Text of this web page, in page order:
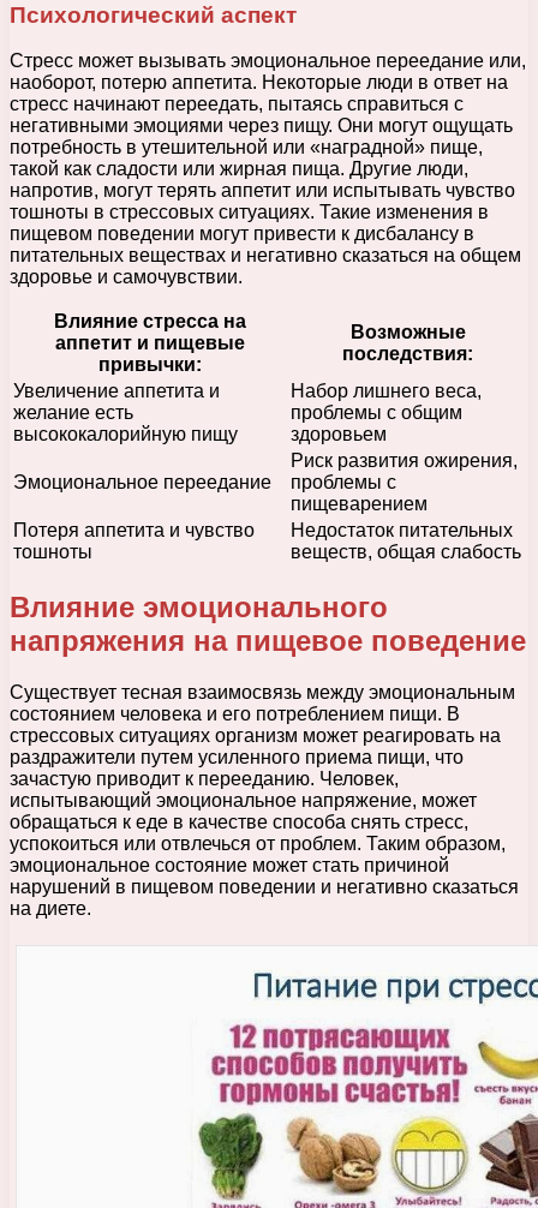
Психологический аспект
Стресс может вызывать эмоциональное переедание или,
наоборот, потерю аппетита. Некоторые люди в ответ на
стресс начинают переедать, пытаясь справиться с
негативными эмоциями через пищу. Они могут ощущать
потребность в утешительной или «наградной» пище,
такой как сладости или жирная пища. Другие люди,
напротив, могут терять аппетит или испытывать чувство
тошноты в стрессовых ситуациях. Такие изменения в
пищевом поведении могут привести к дисбалансу в
питательных веществах и негативно сказаться на общем
здоровье и самочувствии.
Влияние стресса на
аппетит и пищевые
привычки:
Возможные
последствия:
Увеличение аппетита и
желание есть
высококалорийную пищу
Набор лишнего веса,
проблемы с общим
здоровьем
Эмоциональное переедание
Риск развития ожирения,
проблемы с
пищеварением
Потеря аппетита и чувство
тошноты
Недостаток питательных
веществ, общая слабость
Влияние эмоционального
напряжения на пищевое поведение
Существует тесная взаимосвязь между эмоциональным
состоянием человека и его потреблением пищи. В
стрессовых ситуациях организм может реагировать на
раздражители путем усиленного приема пищи, что
зачастую приводит к перееданию. Человек,
испытывающий эмоциональное напряжение, может
обращаться к еде в качестве способа снять стресс,
успокоиться или отвлечься от проблем. Таким образом,
эмоциональное состояние может стать причиной
нарушений в пищевом поведении и негативно сказаться
на диете.